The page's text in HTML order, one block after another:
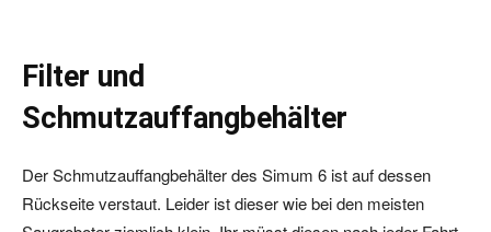
Filter und
Schmutzauffangbehälter
Der Schmutzauffangbehälter des Simum 6 ist auf dessen
Rückseite verstaut. Leider ist dieser wie bei den meisten